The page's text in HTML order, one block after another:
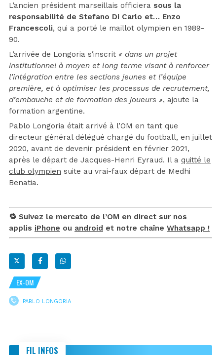
L’ancien président marseillais officiera sous la
responsabilité de Stefano Di Carlo et… Enzo
Francescoli, qui a porté le maillot olympien en 1989-
90.
L’arrivée de Longoria s’inscrit « dans un projet
institutionnel à moyen et long terme visant à renforcer
l’intégration entre les sections jeunes et l’équipe
première, et à optimiser les processus de recrutement,
d’embauche et de formation des joueurs », ajoute la
formation argentine.
Pablo Longoria était arrivé à l’OM en tant que
directeur général délégué chargé du football, en juillet
2020, avant de devenir président en février 2021,
après le départ de Jacques-Henri Eyraud. Il a quitté le
club olympien suite au vrai-faux départ de Medhi
Benatia.
🔁 Suivez le mercato de l’OM en direct sur nos
applis iPhone ou android et notre chaîne Whatsapp !
EX-OM
PABLO LONGORIA
FIL INFOS